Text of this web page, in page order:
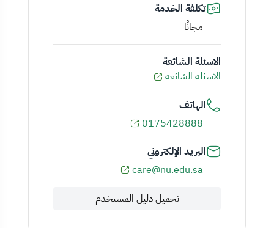
تكلفة الخدمة
مجانًا
الاسئلة الشائعة
الاسئلة الشائعة
الهاتف
0175428888
البريد الإلكتروني
care@nu.edu.sa
تحميل دليل المستخدم